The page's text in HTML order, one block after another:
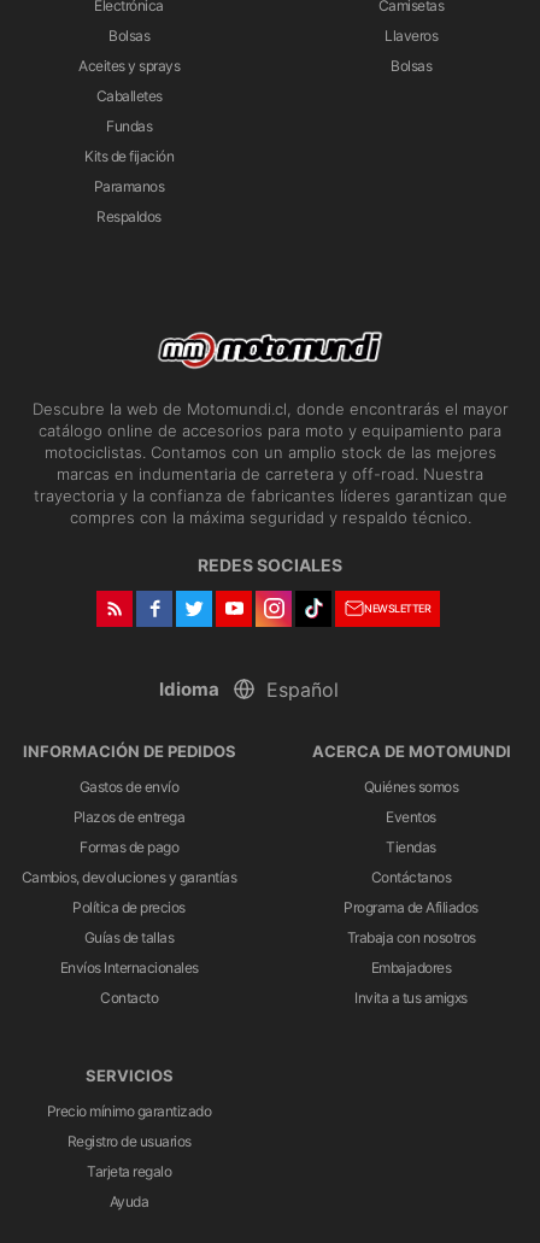
Electrónica
Bolsas
Aceites y sprays
Caballetes
Fundas
Kits de fijación
Paramanos
Respaldos
Camisetas
Llaveros
Bolsas
Descubre la web de Motomundi.cl, donde encontrarás el mayor
catálogo online de accesorios para moto y equipamiento para
motociclistas. Contamos con un amplio stock de las mejores
marcas en indumentaria de carretera y off-road. Nuestra
trayectoria y la confianza de fabricantes líderes garantizan que
compres con la máxima seguridad y respaldo técnico.
REDES SOCIALES
NEWSLETTER
Idioma
INFORMACIÓN DE PEDIDOS
Gastos de envío
Plazos de entrega
Formas de pago
Cambios, devoluciones y garantías
Política de precios
Guías de tallas
Envíos Internacionales
Contacto
ACERCA DE MOTOMUNDI
Quiénes somos
Eventos
Tiendas
Contáctanos
Programa de Afiliados
Trabaja con nosotros
Embajadores
Invita a tus amigxs
SERVICIOS
Precio mínimo garantizado
Registro de usuarios
Tarjeta regalo
Ayuda